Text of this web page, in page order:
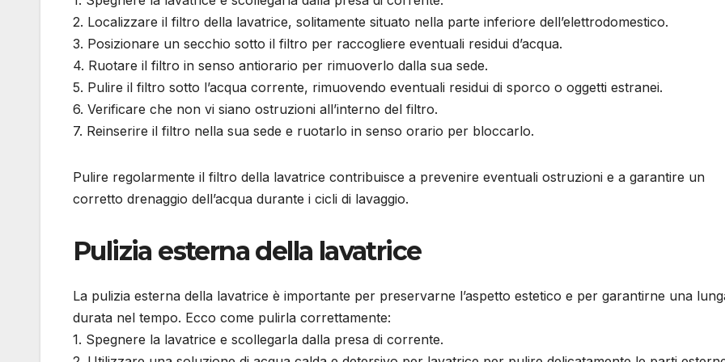
2. Localizzare il filtro della lavatrice, solitamente situato nella parte inferiore dell’elettrodomestico.
3. Posizionare un secchio sotto il filtro per raccogliere eventuali residui d’acqua.
4. Ruotare il filtro in senso antiorario per rimuoverlo dalla sua sede.
5. Pulire il filtro sotto l’acqua corrente, rimuovendo eventuali residui di sporco o oggetti estranei.
6. Verificare che non vi siano ostruzioni all’interno del filtro.
7. Reinserire il filtro nella sua sede e ruotarlo in senso orario per bloccarlo.
Pulire regolarmente il filtro della lavatrice contribuisce a prevenire eventuali ostruzioni e a garantire un
corretto drenaggio dell’acqua durante i cicli di lavaggio.
Pulizia esterna della lavatrice
La pulizia esterna della lavatrice è importante per preservarne l’aspetto estetico e per garantirne una
durata nel tempo. Ecco come pulirla correttamente:
1. Spegnere la lavatrice e scollegarla dalla presa di corrente.